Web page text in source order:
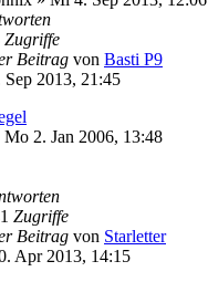
Zugriffe
Beitrag von Basti P9
Sep 2013, 21:45
Mo 2. Jan 2006, 13:48
Zugriffe
Beitrag von Starletter
Apr 2013, 14:15